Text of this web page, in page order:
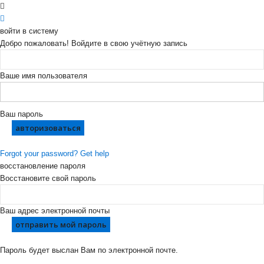
войти в систему
Добро пожаловать! Войдите в свою учётную запись
Ваше имя пользователя
Ваш пароль
Forgot your password? Get help
восстановление пароля
Восстановите свой пароль
Ваш адрес электронной почты
Пароль будет выслан Вам по электронной почте.